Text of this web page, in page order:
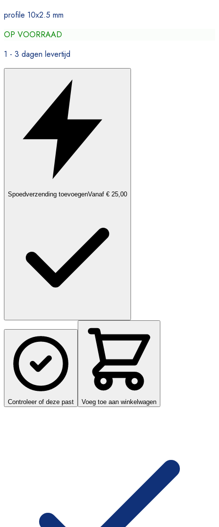
profile 10x2.5 mm
OP VOORRAAD
1 - 3 dagen levertijd
Spoedverzending toevoegenVanaf € 25,00
Controleer of deze past Voeg toe aan winkelwagen